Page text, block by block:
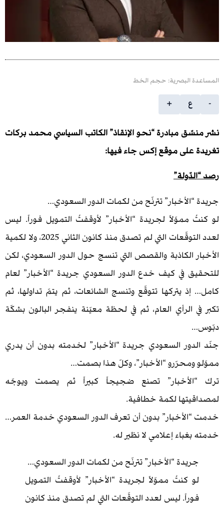
البصرية: حجم الخط
مبادرة “نحو الإنقاذ” الكاتب السياسي محمد بركات
موقع إكس جاء فيها:
تترنّح من لكمات الدور السعودي…
لجريدة “الأخبار” لأوقفتُ التمويل فوراً. ليس
لعدد التوقّعات التي لم تصدق منذ كانون الثاني 2025، ولا لكمية
الكاذبة والقصص التي تنسج حول الدور السعودي، لكن
في كيف خدع الدور السعودي جريدة “الأخبار” لعام
يتركها تتوقّع وتنسج الشائعات، ثم يتمّ تداولها، ثم
الرأي العام، ثم في لحظة معيّنة ينفجر البالون بشكّة
السعودي جريدة “الأخبار” لخدمته بدون أن يدري
“الأخبار”، وكلّ هذا بصمت…
تصنع ضجيجاً كبيراً ثم يصمت ويوجّه
لكمة خطافية.
بدون أن تعرف الدور السعودي خدمة العمر…
إعلامي لا نظير له.
“الأخبار” تترنّح من لكمات الدور السعودي…
كنتُ مموّلاً لجريدة “الأخبار” لأوقفتُ التمويل
ليس لعدد التوقّعات التي لم تصدق منذ كانون